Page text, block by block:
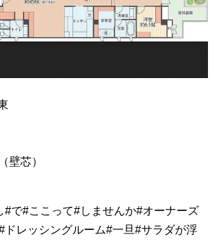
壁芯）
#で#ここって#しませんか#オーナーズ
ドレッシングルーム#一旦#サラダが浮